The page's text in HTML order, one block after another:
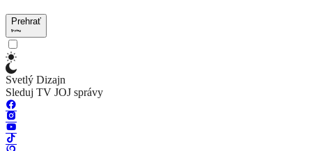
Prehrať
Svetlý Dizajn
Sleduj TV JOJ správy